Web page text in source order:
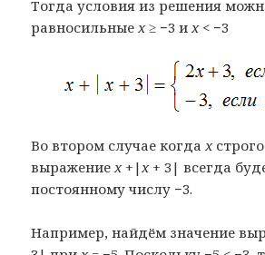
Тогда условия из решения
равносильныеx≥ −3 иx < −3
Во втором случае когдаx
выражениеx+|x+ 3| всегда
постоянному числу −3.
Например, найдём значение